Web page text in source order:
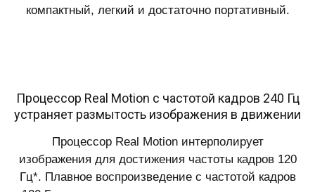
компактный, легкий и достаточно портативный.
Процессор Real Motion с частотой кадров 240 Гц
устраняет размытость изображения в движении
Процессор Real Motion интерполирует
изображения для достижения частоты кадров 120
Гц*. Плавное воспроизведение с частотой кадров